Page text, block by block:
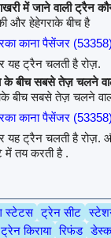
में जाने वाली ट्रैन
और हेहेगराके बीच है
काना पैसेंजर (53358)
ट्रैन चलती है रोज़.
बीच सबसे तेज़ चलने
बीच सबसे तेज़ चलने
काना पैसेंजर (53358)
ट्रैन चलती है रोज़.
में तय करती है .
स्टेटस ट्रेन सीट
ट्रेन किराया रिफंड